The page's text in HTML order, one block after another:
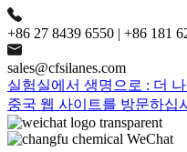
+86 27 8439 6550 | +86 181
sales@cfsilanes.com
실험실에서 생명으로 : 더
중국 웹 사이트를 방문하십